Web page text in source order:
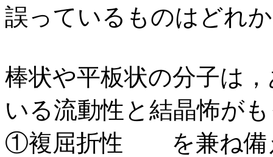
誤っているものはどれ
棒状や平板状の分子は
いる流動性と結晶怖が
①複屈折性 を兼ね備